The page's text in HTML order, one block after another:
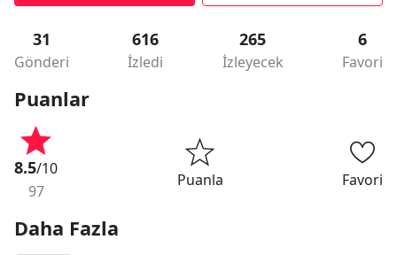
31
Gönderi
616
İzledi
265
İzleyecek
6
Favori
Puanlar
8.5/10
97
Puanla Favori
Daha Fazla